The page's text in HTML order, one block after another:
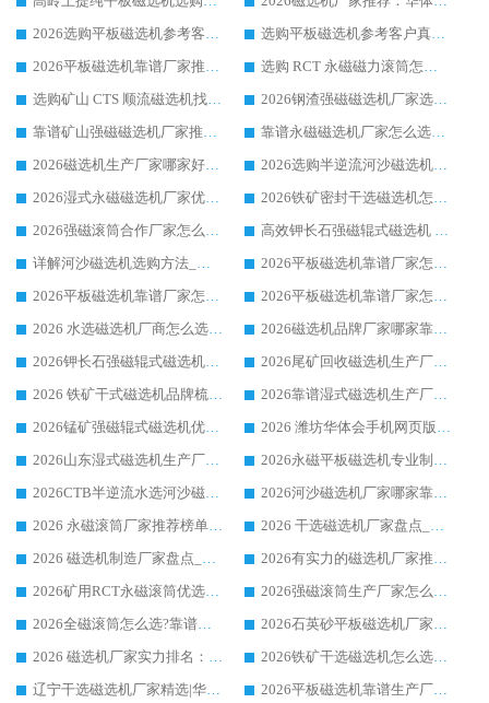
2026选购平板磁选机参考客户真实体验，华体会手机网页版-华体会(中国) 厂家行业口碑排名前列
选购平板磁选机参考客户真实体验，华体会手机网页版-华体会(中国) 厂家依托行业口碑收获大量客户认可
2026平板磁选机靠谱厂家推荐_ 华体会手机网页版-华体会(中国) 凭借良好口碑获得众多客户认可
选购 RCT 永磁磁力滚筒怎么选?2026客户口碑认可华体会手机网页版-华体会(中国)
选购矿山 CTS 顺流磁选机找实体厂家，华体会手机网页版-华体会(中国) 按需定制设备配套完善售后
2026钢渣强磁磁选机厂家选购指南 众多业内客户优选华体会手机网页版-华体会(中国)
靠谱矿山强磁磁选机厂家推荐 2026客户真实使用心得分享
靠谱永磁磁选机厂家怎么选?福建客户真实体验分享华体会手机网页版-华体会(中国) 品牌
2026磁选机生产厂家哪家好?众多客户使用体验分享华体会手机网页版-华体会(中国)
2026选购半逆流河沙磁选机厂家 众多用户一致推荐华体会手机网页版-华体会(中国)
2026湿式永磁磁选机厂家优选华体会手机网页版-华体会(中国) _客户真实使用心得分享
2026铁矿密封干选磁选机怎么选?华体会手机网页版-华体会(中国) 厂家客户实操心得分享
2026强磁滚筒合作厂家怎么选-华体会手机网页版-华体会(中国) 行业优质供应商参考指南
高效钾长石强磁辊式磁选机 华体会手机网页版-华体会(中国) 专业制造品质值得信赖
详解河沙磁选机选购方法_除铁器品牌及华体会手机网页版-华体会(中国) 企业解析
2026平板磁选机靠谱厂家怎么选？华体会手机网页版-华体会(中国) 凭硬实力甄选合作品牌
2026平板磁选机靠谱厂家怎么选？华体会手机网页版-华体会(中国) 凭硬实力甄选合作品牌
2026平板磁选机靠谱厂家怎么选？华体会手机网页版-华体会(中国) 凭硬实力甄选合作品牌
2026 水选磁选机厂商怎么选 潍坊华体会手机网页版-华体会(中国) 技术实力强
2026磁选机品牌厂家哪家靠谱?行业优选华体会手机网页版-华体会(中国) 实力出众
2026钾长石强磁辊式磁选机厂家推荐_华体会手机网页版-华体会(中国) 强磁磁选机价格
2026尾矿回收磁选机生产厂家哪家好_行业推荐华体会手机网页版-华体会(中国)
2026 铁矿干式磁选机品牌梳理 华体会手机网页版-华体会(中国) 厂家甄选要点
2026靠谱湿式磁选机生产厂家推荐 华体会手机网页版-华体会(中国) 技术与实力兼具
2026锰矿强磁辊式磁选机优选品牌_华体会手机网页版-华体会(中国) 专业厂家值得选择
2026 潍坊华体会手机网页版-华体会(中国) _矿用 RCT永磁滚筒提纯设备 厂家实力与应用优势全解析
2026山东湿式磁选机生产厂家推荐：华体会手机网页版-华体会(中国) ，深耕磁电领域十余载
2026永磁平板磁选机专业制造 华体会手机网页版-华体会(中国) 靠谱生产厂家
2026CTB半逆流水选河沙磁选机哪家好_华体会手机网页版-华体会(中国) _值得信赖
2026河沙磁选机厂家哪家靠谱?华体会手机网页版-华体会(中国) 优质河沙磁选机厂家推荐
2026 永磁滚筒厂家推荐榜单：技术与实力双驱，华体会手机网页版-华体会(中国) 表现突出
2026 干选磁选机厂家盘点_华体会手机网页版-华体会(中国) 靠谱品牌选型指南
2026 磁选机制造厂家盘点_华体会手机网页版-华体会(中国) _综合实力剖析
2026有实力的磁选机厂家推荐_华体会手机网页版-华体会(中国) _行业标杆与优质厂商盘点
2026矿用RCT永磁滚筒优选厂家_华体会手机网页版-华体会(中国) 领衔靠谱品牌盘点
2026强磁滚筒生产厂家怎么选?行业口碑推荐华体会手机网页版-华体会(中国)
2026全磁滚筒怎么选?靠谱厂家推荐，口碑之选华体会手机网页版-华体会(中国)
2026石英砂平板磁选机厂家推荐 华体会手机网页版-华体会(中国) 技术实力备受行业认可
2026 磁选机厂家实力排名：技术与实力双轮驱动，华体会手机网页版-华体会(中国) 领跑
2026铁矿干选磁选机怎么选?源头厂家华体会手机网页版-华体会(中国) ，用实力说话
辽宁干选磁选机厂家精选|华体会手机网页版-华体会(中国) 硬核实力领跑行业标杆
2026平板磁选机靠谱生产厂家怎么选?行业标杆华体会手机网页版-华体会(中国) ，凭硬实力脱颖而出